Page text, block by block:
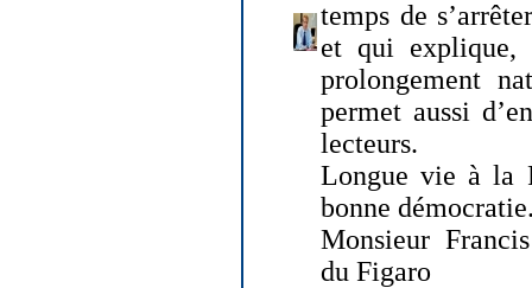
temps de
et qui explique,
prolongement
permet aussi
lecteurs.
Longue vie à la
bonne
Monsieur
du Figaro